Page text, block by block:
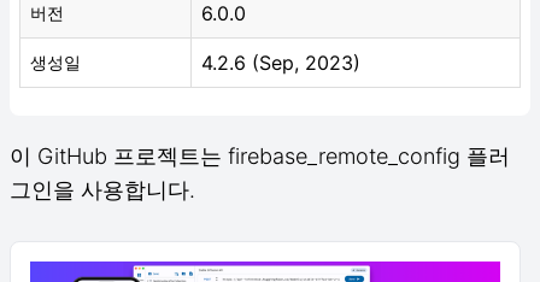
버전 6.0.0
생성일 4.2.6 (Sep, 2023)
이 GitHub 프로젝트는 firebase_remote_config 플러
그인을 사용합니다.